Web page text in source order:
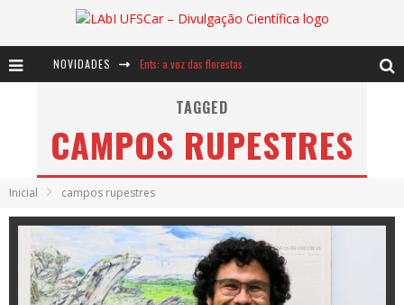
NOVIDADES Ents: a voz das florestas
Notáveis: Bertha Lutz
Baú de Histórias - A jamais imaginada aventura com os moinhos de vento
TAGGED
CAMPOS RUPESTRES
Inicial campos rupestres